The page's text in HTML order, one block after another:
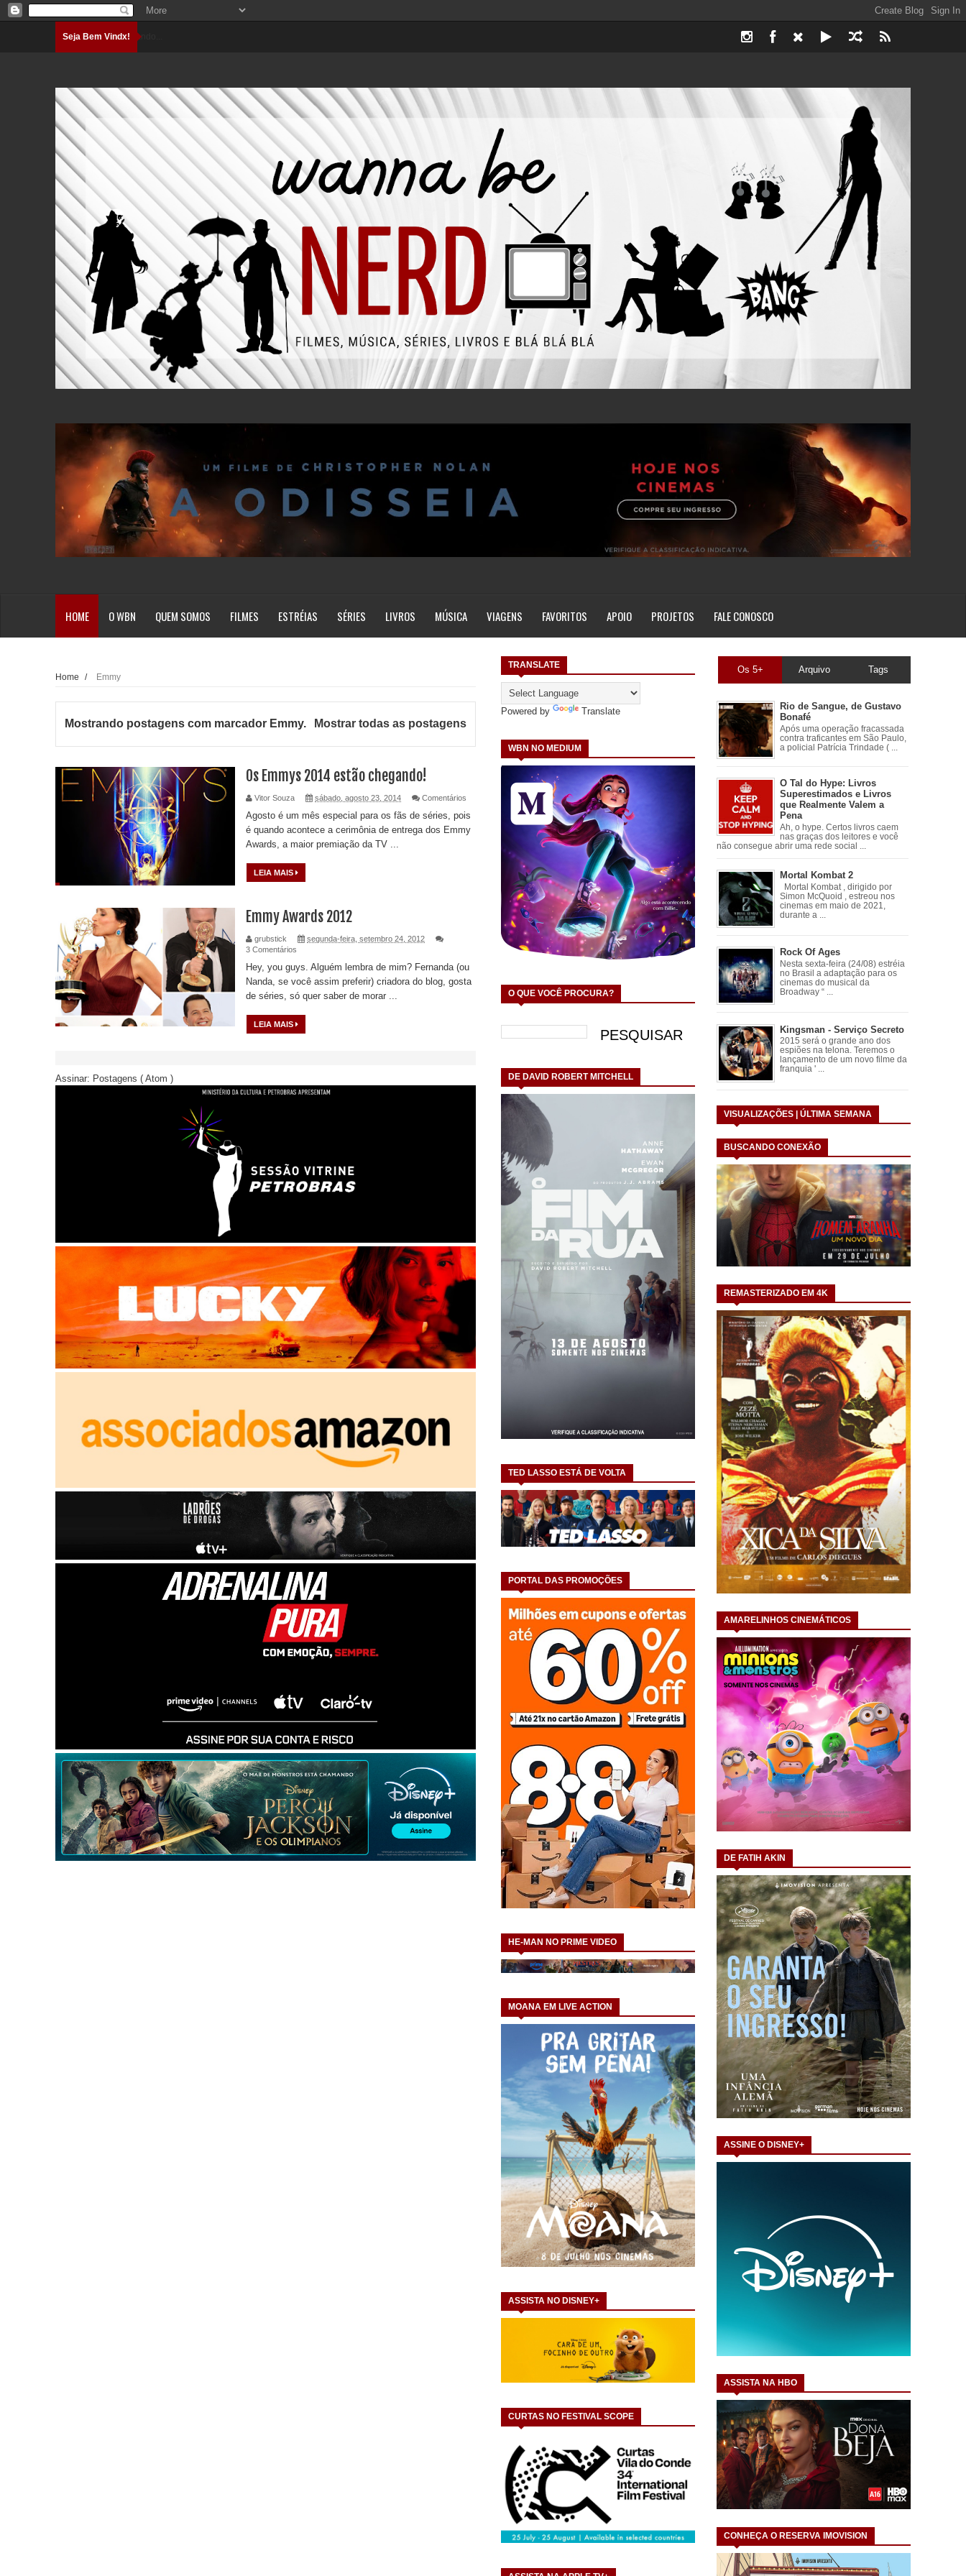
Seja Bem Vindx!Carregando...
HOME O WBN QUEM SOMOS FILMES ESTRÉIAS SÉRIES LIVROS MÚSICA VIAGENS FAVORITOS APOIO PROJETOS FALE CONOSCO
TRANSLATE
Powered by Translate
WBN NO MEDIUM
O QUE VOCÊ PROCURA?
DE DAVID ROBERT MITCHELL
TED LASSO ESTÁ DE VOLTA
PORTAL DAS PROMOÇÕES
HE-MAN NO PRIME VIDEO
MOANA EM LIVE ACTION
ASSISTA NO DISNEY+
CURTAS NO FESTIVAL SCOPE
Home / Emmy
Mostrando postagens com marcador Emmy. Mostrar todas as postagens
Os Emmys 2014 estão chegando!
Vitor Souza sábado, agosto 23, 2014 Comentários
Agosto é um mês especial para os fãs de séries, pois
é quando acontece a cerimônia de entrega dos Emmy
Awards, a maior premiação da TV ...
LEIA MAIS
Emmy Awards 2012
grubstick
segunda-feira, setembro 24, 2012
3 Comentários
Hey, you guys. Alguém lembra de mim? Fernanda (ou
Nanda, se você assim preferir) criadora do blog, gosta
de séries, só quer saber de morar ...
LEIA MAIS
Assinar: Postagens ( Atom )
Os 5+ Arquivo Tags
Rio de Sangue, de Gustavo
Bonafé
Após uma operação fracassada
contra traficantes em São Paulo,
a policial Patrícia Trindade ( ...
O Tal do Hype: Livros
Superestimados e Livros
que Realmente Valem a
Pena
Ah, o hype. Certos livros caem
nas graças dos leitores e você
não consegue abrir uma rede social ...
Mortal Kombat 2
Mortal Kombat , dirigido por
Simon McQuoid , estreou nos
cinemas em maio de 2021,
durante a ...
Rock Of Ages
Nesta sexta-feira (24/08) estréia
no Brasil a adaptação para os
cinemas do musical da
Broadway “ ...
Kingsman - Serviço Secreto
2015 será o grande ano dos
espiões na telona. Teremos o
lançamento de um novo filme da
franquia ' ...
VISUALIZAÇÕES | ÚLTIMA SEMANA
BUSCANDO CONEXÃO
REMASTERIZADO EM 4K
AMARELINHOS CINEMÁTICOS
DE FATIH AKIN
ASSINE O DISNEY+
ASSISTA NA HBO
CONHEÇA O RESERVA IMOVISION